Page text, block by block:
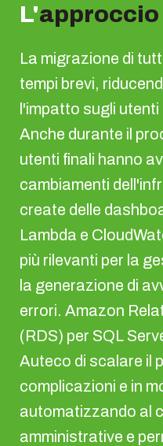
L'approccio
La migrazione di
tempi brevi,
l'impatto sugli
Anche durante il
utenti finali hanno
cambiamenti
create delle
Lambda e
più rilevanti per la
la generazione di
errori. Amazon
(RDS) per SQL
Auteco di scalare il
complicazioni e in
automatizzando al
amministrative e